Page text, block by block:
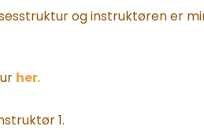
og instruktøren er
her.
1.